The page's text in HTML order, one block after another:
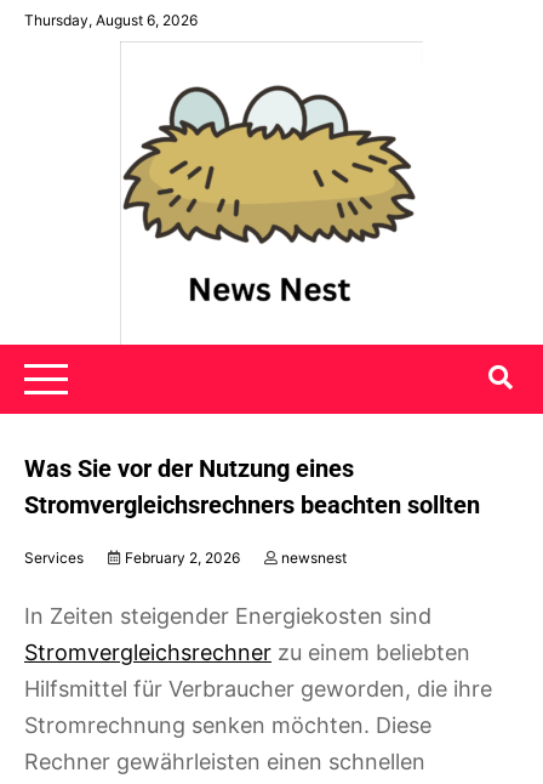
SkipThursday, August 6, 2026
News Nest
Was Sie vor der Nutzung eines
Stromvergleichsrechners beachten sollten
Services February 2, 2026 newsnest
In Zeiten steigender Energiekosten sind
Stromvergleichsrechner zu einem beliebten
Hilfsmittel für Verbraucher geworden, die ihre
Stromrechnung senken möchten. Diese
Rechner gewährleisten einen schnellen